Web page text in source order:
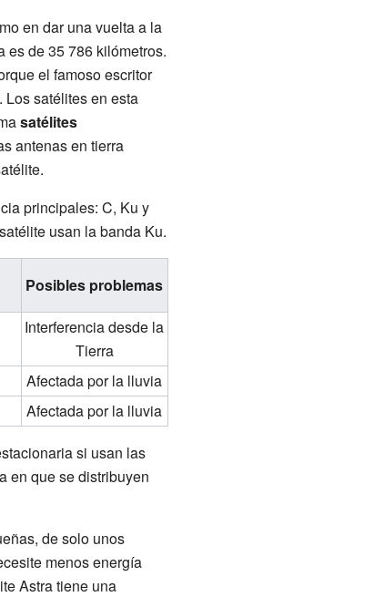
en dar una vuelta a la
es de 35 786 kilómetros.
el famoso escritor
satélites en esta
satélites
antenas en tierra
principales: C, Ku y
usan la banda Ku.
Posibles problemas
Interferencia desde la
Tierra
Afectada por la lluvia
Afectada por la lluvia
si usan las
en que se distribuyen
de solo unos
menos energía
Astra tiene una